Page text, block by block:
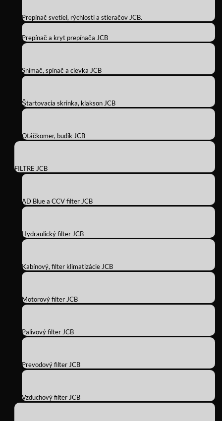
Prepínač svetiel, rýchlosti a stieračov JCB.
Prepínač a kryt prepínača JCB
Snímač, spínač a cievka JCB
Štartovacia skrinka, klakson JCB
Otáčkomer, budík JCB
FILTRE JCB
AD Blue a CCV filter JCB
Hydraulický filter JCB
Kabínový, filter klimatizácie JCB
Motorový filter JCB
Palivový filter JCB
Prevodový filter JCB
Vzduchový filter JCB